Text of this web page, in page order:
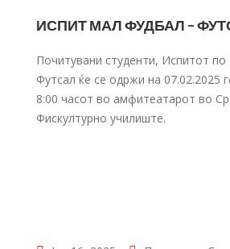
ИСПИТ МАЛ ФУДБАЛ –
Почитувани студенти, Испитот
Футсал ќе се одржи на 07.02.2025
8:00 часот во амфитеатарот во
Фискултурно училиште.